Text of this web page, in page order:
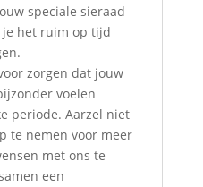
speciale sieraad
het ruim op tijd
zorgen dat jouw
voelen
periode. Aarzel niet
te nemen voor meer
met ons te
een